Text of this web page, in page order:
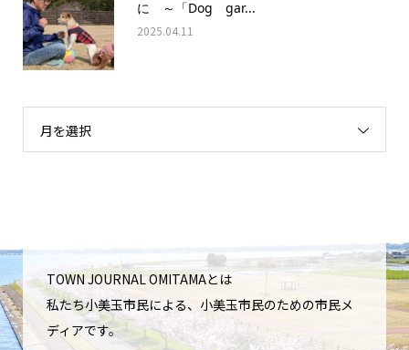
に ～「Dog gar...
2025.04.11
月を選択
TOWN JOURNAL OMITAMAとは
私たち小美玉市民による、小美玉市民のための市民メ
ディアです。